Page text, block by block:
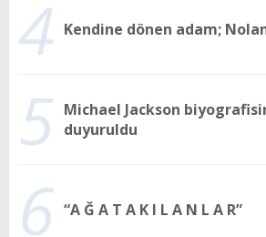
4 Kendine dönen adam;
5 Michael Jackson
duyuruldu
6 “A Ğ A T A K I L A N L A R”